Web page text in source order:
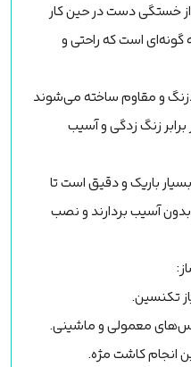
از خستگی دست در حین کار
است که راحتی و
و مقاوم ساخته می‌شوند
برابر زنگ زدگی و آسیب
باریک و دقیق است تا
بدون آسیب بردارند و نصب
تکنسین.
معمولی و ماشینی.
انجام کاشت مژه.